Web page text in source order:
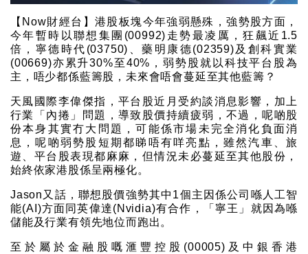
【Now財經台】港股板塊今年強弱懸殊，強勢股方面，
今年暫時以聯想集團(00992)走勢最凌厲，狂飆近1.5
倍，寧德時代(03750)、藥明康德(02359)及創科實業
(00669)亦累升30%至40%，弱勢股就以科技平台股為
主，唔少都係藍籌股，未來會唔會蔓延至其他藍籌？
天風國際李偉傑指，平台股近月受約談消息影響，加上
行業「內捲」問題，導致股價持續疲弱，不過，呢啲股
份本身其實冇大問題，可能係市場未完全消化負面消
息，呢啲弱勢股短期都睇唔有咩亮點，雖然汽車、旅
遊、平台股表現都麻麻，但情況未必蔓延至其他股份，
始終依家港股係呈兩極化。
Jason又話，聯想股價強勢其中1個主因係公司喺人工智
能(AI)方面同英偉達(Nvidia)有合作，「寧王」就因為喺
儲能及行業有領先地位而跑出。
至於屬於金融股嘅滙豐控股(00005)及中銀香港